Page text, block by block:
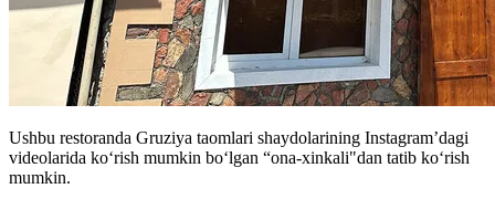
Ushbu restoranda Gruziya taomlari shaydolarining Instagram’dagi
videolarida koʻrish mumkin boʻlgan “ona-xinkali"dan tatib koʻrish
mumkin.